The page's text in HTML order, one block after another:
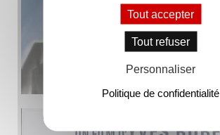
Tout accepter
Tout refuser
Personnaliser
Politique de confidentialité